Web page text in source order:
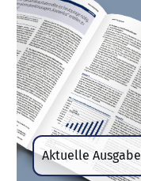
Aktuelle Ausgabe